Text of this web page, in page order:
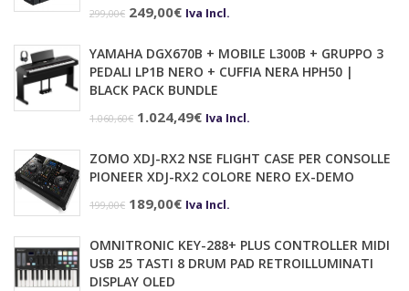
Valutato
3.00
299,00€ Il
originale
era:
299,00€.
249,00€Il
attuale
è:
249,00€.
Iva Incl.
YAMAHA DGX670B + MOBILE L300B + GRUPPO 3
PEDALI LP1B NERO + CUFFIA NERA HPH50 |
BLACK PACK BUNDLE
1.060,60€ Il
originale
1.024,49€Il
attuale
Iva Incl.
ZOMO XDJ-RX2 NSE FLIGHT CASE PER CONSOLLE
PIONEER XDJ-RX2 COLORE NERO EX-DEMO
199,00€ Il
originale
era:
189,00€Il
attuale
Iva Incl.
OMNITRONIC KEY-288+ PLUS CONTROLLER MIDI
USB 25 TASTI 8 DRUM PAD RETROILLUMINATI
DISPLAY OLED